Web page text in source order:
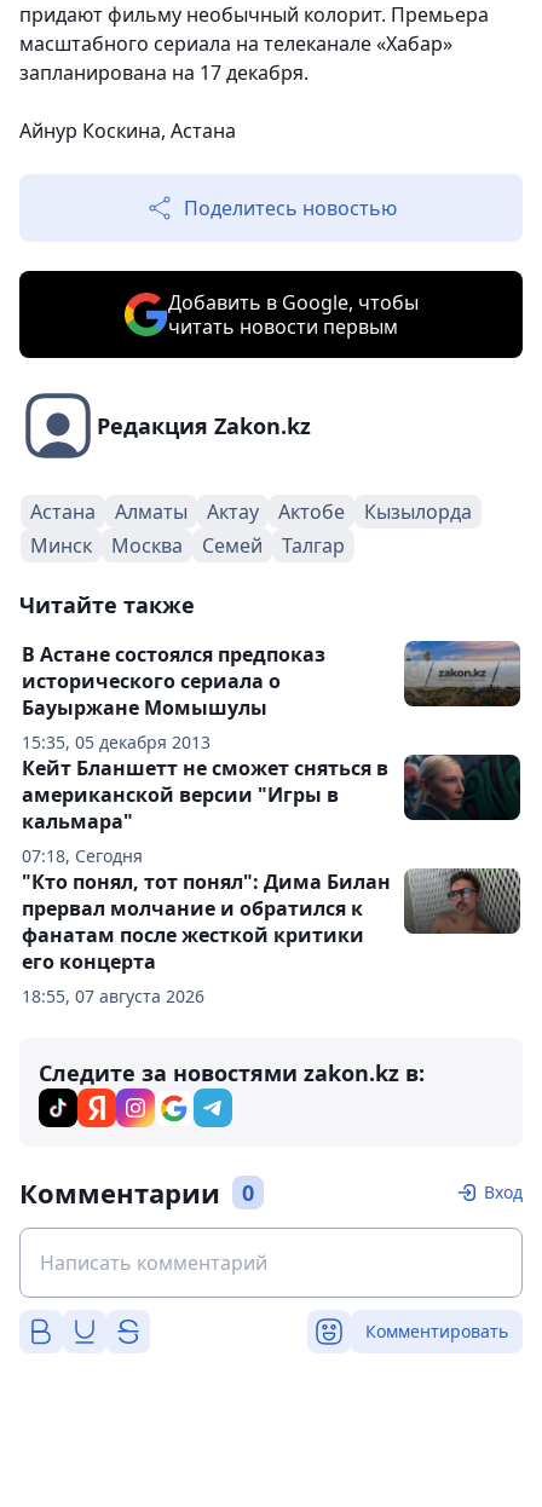
придают фильму необычный колорит. Премьера
масштабного сериала на телеканале «Хабар»
запланирована на 17 декабря.
Айнур Коскина, Астана
Поделитесь новостью
Добавить в Google, чтобы
читать новости первым
Редакция Zakon.kz
Астана Алматы Актау Актобе
Кызылорда
Минск
Москва Семей Талгар
Читайте также
15:35, 05 декабря 2013
В Астане состоялся предпоказ
исторического сериала о
Бауыржане Момышулы
07:18, Сегодня
Кейт Бланшетт не сможет сняться в
американской версии "Игры в
кальмара"
18:55, 07 августа 2026
"Кто понял, тот понял": Дима Билан
прервал молчание и обратился к
фанатам после жесткой критики
его концерта
Следите за новостями zakon.kz в:
Комментарии 0 Вход
Комментировать